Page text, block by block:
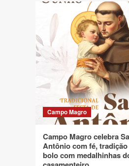
Campo Magro
Campo Magro celebra
Antônio com fé,
bolo com medalhinhas